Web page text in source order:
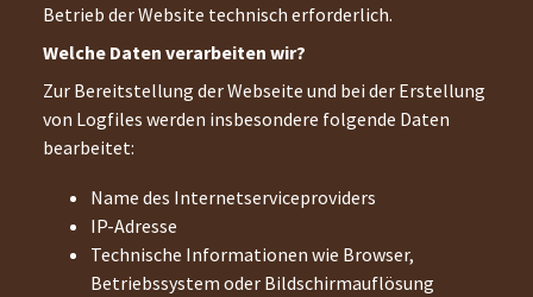
Betrieb der Website technisch erforderlich.
Welche Daten verarbeiten wir?
Zur Bereitstellung der Webseite und bei der Erstellung
von Logfiles werden insbesondere folgende Daten
bearbeitet:
Name des Internetserviceproviders
IP-Adresse
Technische Informationen wie Browser,
Betriebssystem oder Bildschirmauflösung